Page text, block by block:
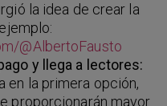
la idea de crear la
@AlbertoFausto
y llega a lectores:
en la primera opción,
proporcionarán mayor